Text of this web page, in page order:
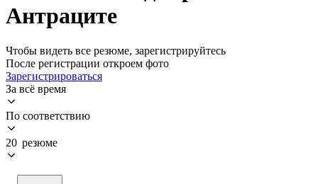
Антраците
Чтобы видеть все резюме, зарегистрируйтесь
После регистрации откроем фото
Зарегистрироваться
За всё время
По соответствию
20 резюме